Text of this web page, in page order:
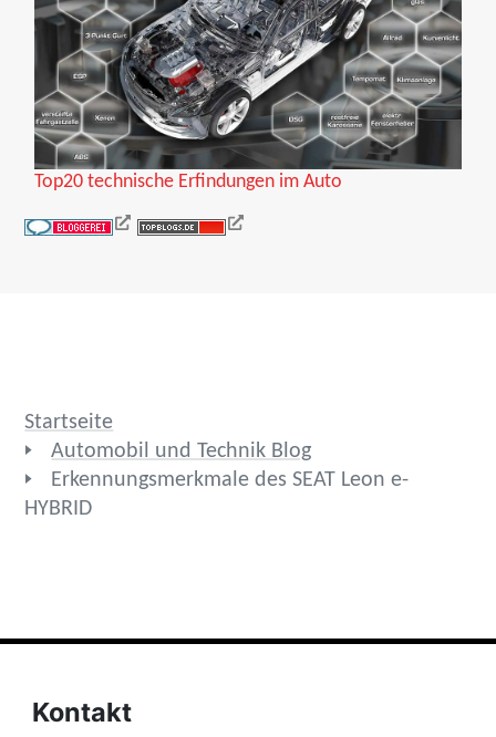
Top20 technische Erfindungen im Auto
Startseite
Automobil und Technik Blog
Erkennungsmerkmale des SEAT Leon e-
HYBRID
Kontakt